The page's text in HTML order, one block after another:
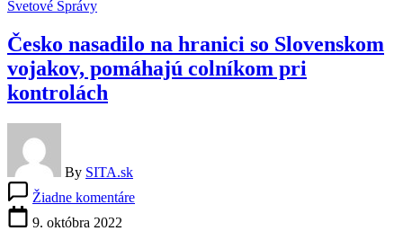
Svetové Správy
Česko nasadilo na hranici so Slovenskom
vojakov, pomáhajú colníkom pri
kontrolách
By SITA.sk
Žiadne komentáreČesko
9. októbra 2022